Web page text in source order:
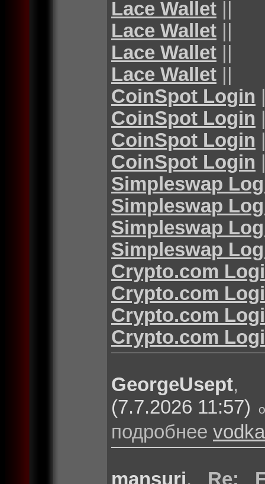
Lace Wallet ||
Lace Wallet ||
Lace Wallet ||
Lace Wallet ||
CoinSpot Login
CoinSpot Login
CoinSpot Login
CoinSpot Login
Simpleswap
Simpleswap
Simpleswap
Simpleswap
Crypto.com
Crypto.com
Crypto.com
Crypto.com
GeorgeUsept
(7.7.2026 11:57)
подробнее
mansuri, Re: